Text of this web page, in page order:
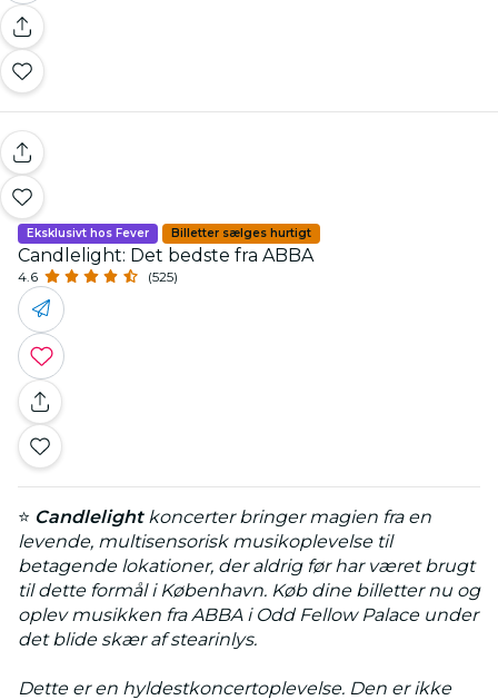
Eksklusivt hos Fever Billetter sælges hurtigt
Candlelight: Det bedste fra ABBA
4.6 (525)
⭐ Candlelightkoncerter bringer magien fra en
levende, multisensorisk musikoplevelse til
betagende lokationer, der aldrig før har været brugt
til dette formål i København. Køb dine billetter nu og
oplev musikken fra ABBA i Odd Fellow Palace under
det blide skær af stearinlys.
Dette er en hyldestkoncertoplevelse. Den er ikke